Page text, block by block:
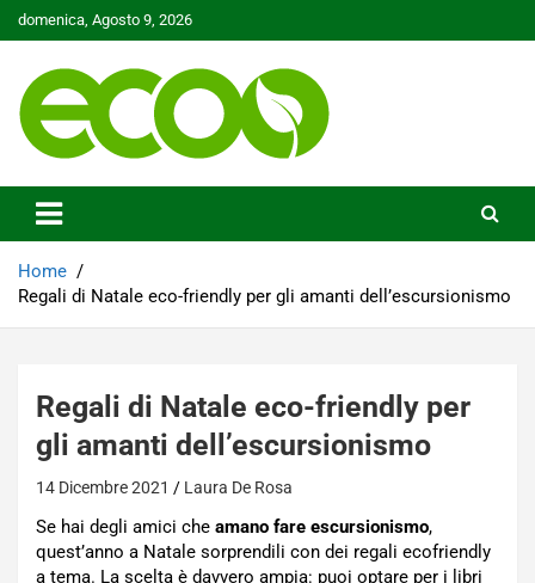
Skip
to
domenica, Agosto 9, 2026
Ecoo.it
Home
Regali di Natale eco-friendly per gli amanti dell’escursionismo
Regali di Natale eco-friendly per
gli amanti dell’escursionismo
14 Dicembre 2021 Laura De Rosa
Se hai degli amici che amano fare escursionismo,
quest’anno a Natale sorprendili con dei regali ecofriendly
a tema. La scelta è davvero ampia: puoi optare per i libri